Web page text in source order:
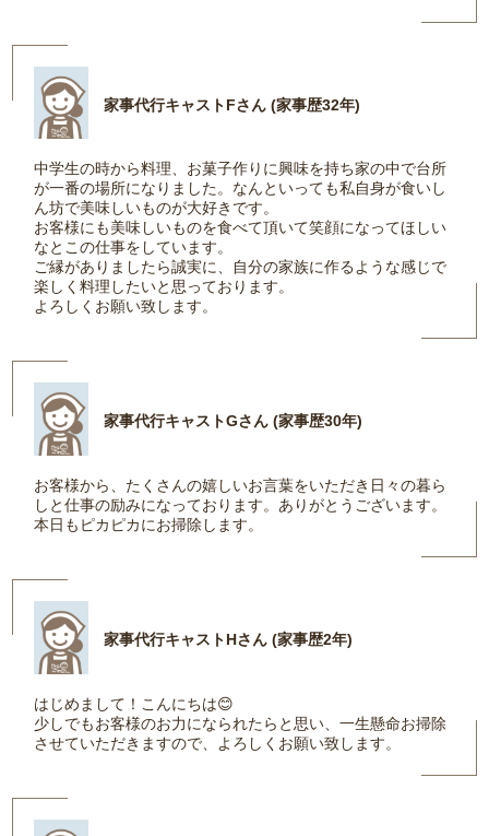
家事代行キャストFさん (家事歴32年)
中学生の時から料理、お菓子作りに興味を持ち家の中で台所
が一番の場所になりました。なんといっても私自身が食いし
ん坊で美味しいものが大好きです。
お客様にも美味しいものを食べて頂いて笑顔になってほしい
なとこの仕事をしています。
ご縁がありましたら誠実に、自分の家族に作るような感じで
楽しく料理したいと思っております。
よろしくお願い致します。
家事代行キャストGさん (家事歴30年)
お客様から、たくさんの嬉しいお言葉をいただき日々の暮ら
しと仕事の励みになっております。ありがとうございます。
本日もピカピカにお掃除します。
家事代行キャストHさん (家事歴2年)
はじめまして！こんにちは😊
少しでもお客様のお力になられたらと思い、一生懸命お掃除
させていただきますので、よろしくお願い致します。